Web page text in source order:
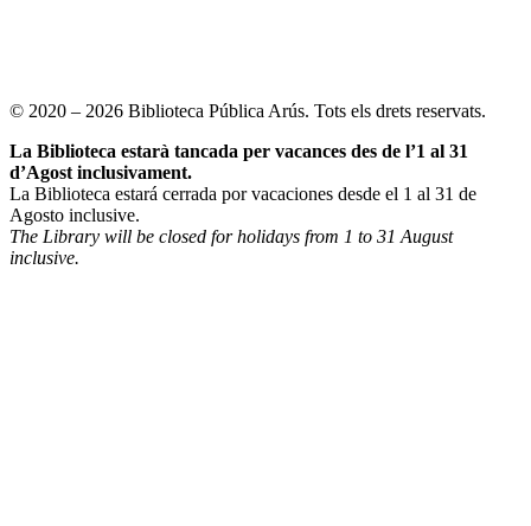
© 2020 – 2026 Biblioteca Pública Arús. Tots els drets reservats.
La Biblioteca estarà tancada per vacances des de l’1 al 31
d’Agost inclusivament.
La Biblioteca estará cerrada por vacaciones desde el 1 al 31 de
Agosto inclusive.
The Library will be closed for holidays from 1 to 31 August
inclusive.